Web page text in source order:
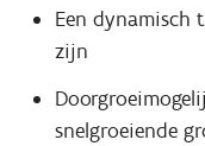
Een dynamisch
zijn
snelgroeiende